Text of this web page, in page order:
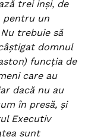
trei inşi, de
pentru un
trebuie să
domnul
funcţia de
care au
dacă nu au
în presă, şi
Executiv
sunt